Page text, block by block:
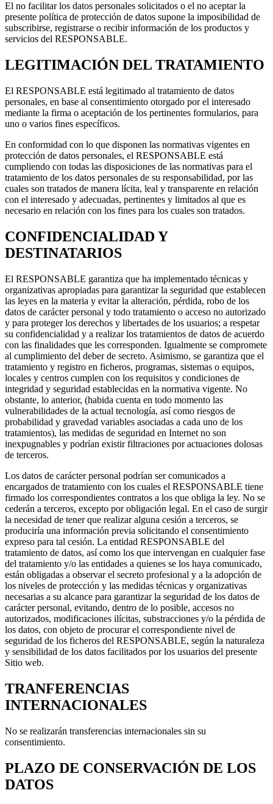
El no facilitar los datos personales solicitados o el no aceptar la
presente política de protección de datos supone la imposibilidad de
subscribirse, registrarse o recibir información de los productos y
servicios del RESPONSABLE.
LEGITIMACIÓN DEL TRATAMIENTO
El RESPONSABLE está legitimado al tratamiento de datos
personales, en base al consentimiento otorgado por el interesado
mediante la firma o aceptación de los pertinentes formularios, para
uno o varios fines específicos.
En conformidad con lo que disponen las normativas vigentes en
protección de datos personales, el RESPONSABLE está
cumpliendo con todas las disposiciones de las normativas para el
tratamiento de los datos personales de su responsabilidad, por las
cuales son tratados de manera lícita, leal y transparente en relación
con el interesado y adecuadas, pertinentes y limitados al que es
necesario en relación con los fines para los cuales son tratados.
CONFIDENCIALIDAD Y
DESTINATARIOS
El RESPONSABLE garantiza que ha implementado técnicas y
organizativas apropiadas para garantizar la seguridad que establecen
las leyes en la materia y evitar la alteración, pérdida, robo de los
datos de carácter personal y todo tratamiento o acceso no autorizado
y para proteger los derechos y libertades de los usuarios; a respetar
su confidencialidad y a realizar los tratamientos de datos de acuerdo
con las finalidades que les corresponden. Igualmente se compromete
al cumplimiento del deber de secreto. Asimismo, se garantiza que el
tratamiento y registro en ficheros, programas, sistemas o equipos,
locales y centros cumplen con los requisitos y condiciones de
integridad y seguridad establecidas en la normativa vigente. No
obstante, lo anterior, (habida cuenta en todo momento las
vulnerabilidades de la actual tecnología, así como riesgos de
probabilidad y gravedad variables asociadas a cada uno de los
tratamientos), las medidas de seguridad en Internet no son
inexpugnables y podrían existir filtraciones por actuaciones dolosas
de terceros.
Los datos de carácter personal podrían ser comunicados a
encargados de tratamiento con los cuales el RESPONSABLE tiene
firmado los correspondientes contratos a los que obliga la ley. No se
cederán a terceros, excepto por obligación legal. En el caso de surgir
la necesidad de tener que realizar alguna cesión a terceros, se
produciría una información previa solicitando el consentimiento
expreso para tal cesión. La entidad RESPONSABLE del
tratamiento de datos, así como los que intervengan en cualquier fase
del tratamiento y/o las entidades a quienes se los haya comunicado,
están obligadas a observar el secreto profesional y a la adopción de
los niveles de protección y las medidas técnicas y organizativas
necesarias a su alcance para garantizar la seguridad de los datos de
carácter personal, evitando, dentro de lo posible, accesos no
autorizados, modificaciones ilícitas, substracciones y/o la pérdida de
los datos, con objeto de procurar el correspondiente nivel de
seguridad de los ficheros del RESPONSABLE, según la naturaleza
y sensibilidad de los datos facilitados por los usuarios del presente
Sitio web.
TRANFERENCIAS
INTERNACIONALES
No se realizarán transferencias internacionales sin su
consentimiento.
PLAZO DE CONSERVACIÓN DE LOS
DATOS